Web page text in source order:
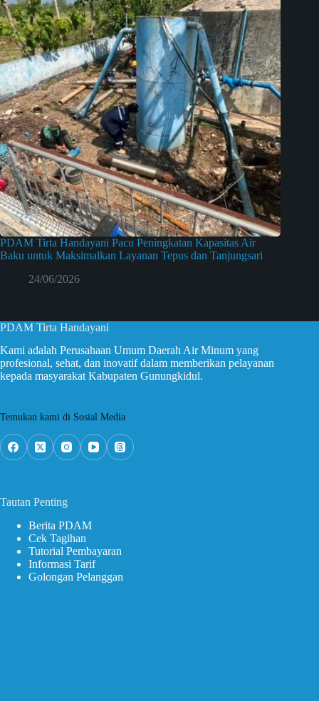
PDAM Tirta Handayani Pacu Peningkatan Kapasitas Air
Baku untuk Maksimalkan Layanan Tepus dan Tanjungsari
24/06/2026
PDAM Tirta Handayani
Kami adalah Perusahaan Umum Daerah Air Minum yang
profesional, sehat, dan inovatif dalam memberikan pelayanan
kepada masyarakat Kabupaten Gunungkidul.
Temukan kami di Sosial Media
Tautan Penting
Berita PDAM
Cek Tagihan
Tutorial Pembayaran
Informasi Tarif
Golongan Pelanggan